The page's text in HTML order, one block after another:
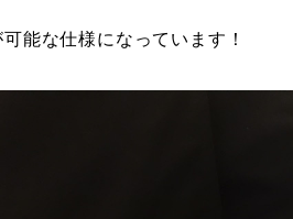
能な仕様になっています！